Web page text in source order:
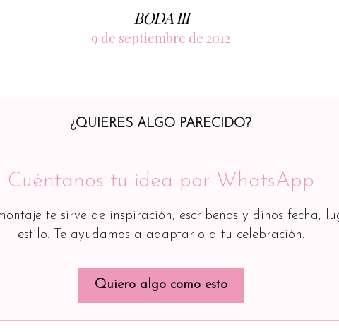
BODA III
9 de septiembre de 2012
¿QUIERES ALGO PARECIDO?
Cuéntanos tu idea por WhatsApp
te sirve de inspiración, escríbenos y dinos fecha,
estilo. Te ayudamos a adaptarlo a tu celebración.
Quiero algo como esto